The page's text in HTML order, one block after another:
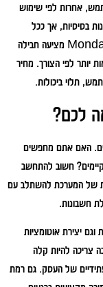
אחרות לפי שימוש
בסיסיות, אך ככל
שהצרכים מתקדמים, המחירים עולים. לדוגמה, Monday.com מציעה חבילה
יותר לפי הצורך. מחיר
לכם?
האם אתם מחפשים
חשוב להתחשב
של המערכת להשתלב עם
יצירת אוטומציות
צריכה להיות קלה
של העסק. גם רמת